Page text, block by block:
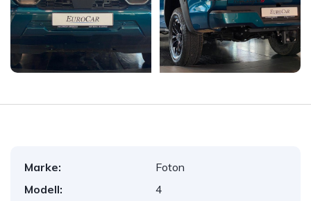
Marke:
Foton
Modell:
4